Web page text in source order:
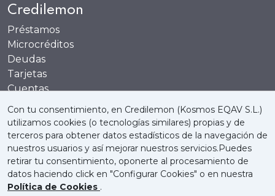
Credilemon
Préstamos
Microcréditos
Deudas
Tarjetas
Cuentas
Quienes somos Política de Cookies
Política de Privacidad
Con tu consentimiento, en Credilemon (Kosmos EQAV S.L.)
utilizamos cookies (o tecnologías similares) propias y de
terceros para obtener datos estadísticos de la navegación de
nuestros usuarios y así mejorar nuestros servicios.Puedes
retirar tu consentimiento, oponerte al procesamiento de
datos haciendo click en "Configurar Cookies" o en nuestra
Política de Cookies .